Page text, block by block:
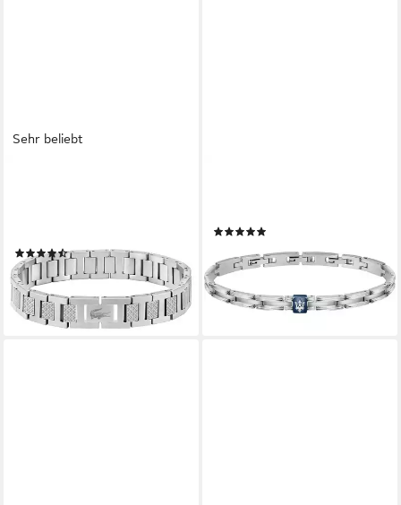
Sehr beliebt
(122)
ab 89,00 €
lieferbar - in 1-2 Werktagen bei dir
lieferbar - in 2-3 Werktagen bei dir